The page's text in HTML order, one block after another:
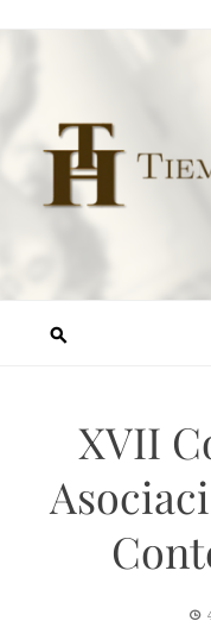
XVII